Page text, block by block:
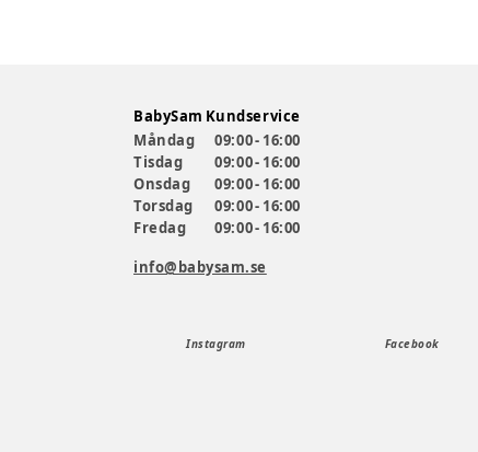
BabySam Kundservice
Måndag
09:00 - 16:00
Tisdag
09:00 - 16:00
Onsdag
09:00 - 16:00
Torsdag
09:00 - 16:00
Fredag
09:00 - 16:00
info@babysam.se
Instagram Facebook